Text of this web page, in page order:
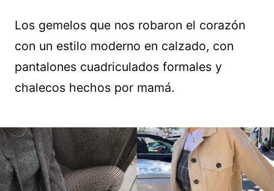
Los gemelos que nos robaron el corazón
con un estilo moderno en calzado, con
pantalones cuadriculados formales y
chalecos hechos por mamá.